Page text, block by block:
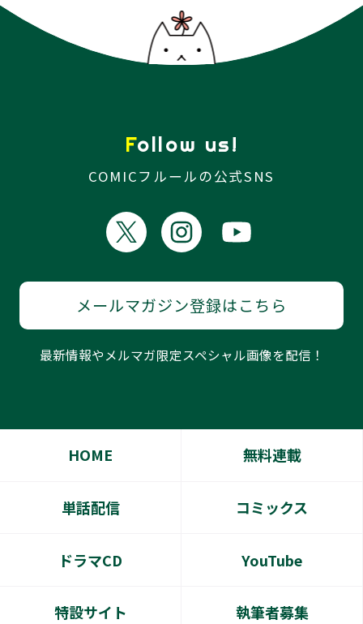
Follow us!
COMICフルールの公式SNS
メールマガジン登録はこちら
最新情報やメルマガ限定スペシャル画像を配信！
HOME 無料連載
単話配信 コミックス
ドラマCD YouTube
特設サイト 執筆者募集